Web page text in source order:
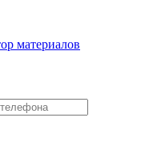
материалов